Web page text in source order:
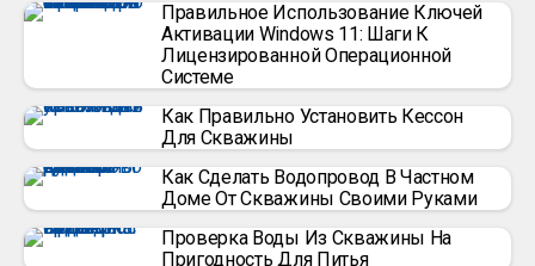
Правильное Использование Ключей
Активации Windows 11: Шаги К
Лицензированной Операционной
Системе
Как Правильно Установить Кессон
Для Скважины
Как Сделать Водопровод В Частном
Доме От Скважины Своими Руками
Проверка Воды Из Скважины На
Пригодность Для Питья